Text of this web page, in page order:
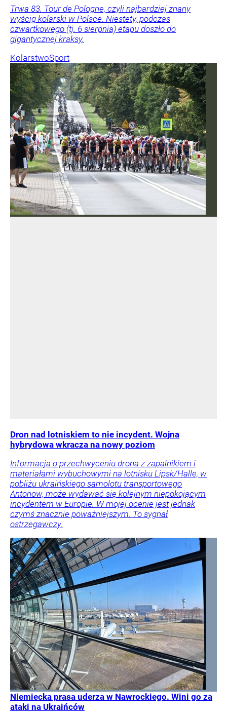
Trwa 83. Tour de Pologne, czyli najbardziej znany
wyścig kolarski w Polsce. Niestety, podczas
czwartkowego (tj. 6 sierpnia) etapu doszło do
gigantycznej kraksy.
KolarstwoSport
Dron nad lotniskiem to nie incydent. Wojna
hybrydowa wkracza na nowy poziom
Informacja o przechwyceniu drona z zapalnikiem i
materiałami wybuchowymi na lotnisku Lipsk/Halle, w
pobliżu ukraińskiego samolotu transportowego
Antonow, może wydawać się kolejnym niepokojącym
incydentem w Europie. W mojej ocenie jest jednak
czymś znacznie poważniejszym. To sygnał
ostrzegawczy.
Niemiecka prasa uderza w Nawrockiego. Wini go za
ataki na Ukraińców